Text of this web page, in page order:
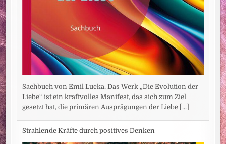
Sachbuch von Emil Lucka. Das Werk „Die Evolution der
Liebe“ ist ein kraftvolles Manifest, das sich zum Ziel
gesetzt hat, die primären Ausprägungen der Liebe [...]
Strahlende Kräfte durch positives Denken